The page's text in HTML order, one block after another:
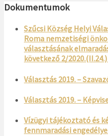
Dokumentumok
Szűcsi Község Helyi
Roma nemzetiségi
választásának
következő 2/
Választás 2019. –
Választás 2019. –
Vízügyi tájékoztató és
fennmaradási